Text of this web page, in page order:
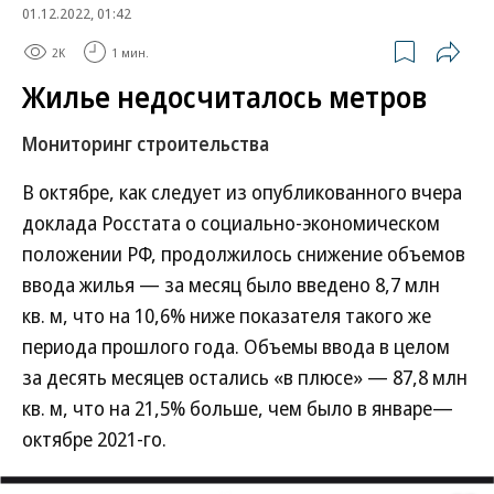
01.12.2022, 01:42
2K 1 мин.
Жилье недосчиталось метров
Мониторинг строительства
В октябре, как следует из опубликованного вчера
доклада Росстата о социально-экономическом
положении РФ, продолжилось снижение объемов
ввода жилья — за месяц было введено 8,7 млн
кв. м, что на 10,6% ниже показателя такого же
периода прошлого года. Объемы ввода в целом
за десять месяцев остались «в плюсе» — 87,8 млн
кв. м, что на 21,5% больше, чем было в январе—
октябре 2021-го.